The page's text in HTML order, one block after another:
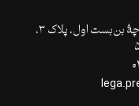
تهـران،‌ خیابان انقلاب، خیابان خارک، کوچۀ بن‌بست اول، پلاک ۳،